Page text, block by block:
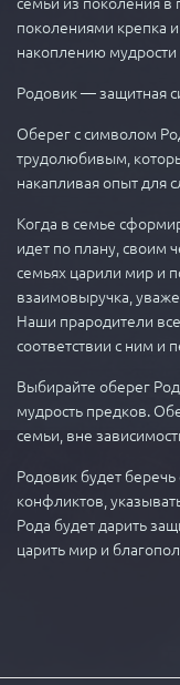
поколениями крепка
накоплению мудрости
Родовик — защитная
Оберег с символом
трудолюбивым,
накапливая опыт для
Когда в семье
идет по плану, своим
семьях царили мир и
взаимовыручка,
Наши прародители
соответствии с ним и
Выбирайте оберег
мудрость предков.
семьи, вне
Родовик будет
конфликтов,
Рода будет дарить
царить мир и